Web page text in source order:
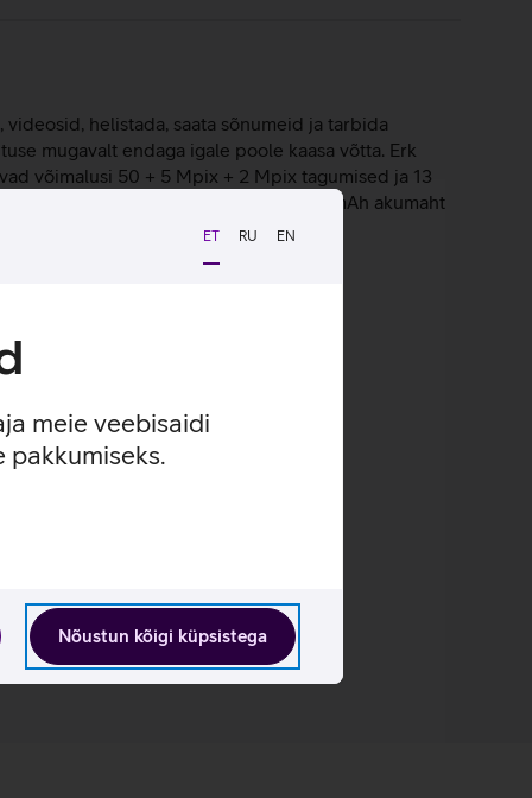
ET RU EN
meie veebisaidi
pakkumiseks.
Nõustun kõigi küpsistega
helistada, saata sõnumeid ja tarbida
mugavalt endaga igale poole kaasa võtta. Erk
võimalusi 50 + 5 Mpix + 2 Mpix tagumised ja 13
salvestusruumi. Mahukas 5000 mAh akumaht